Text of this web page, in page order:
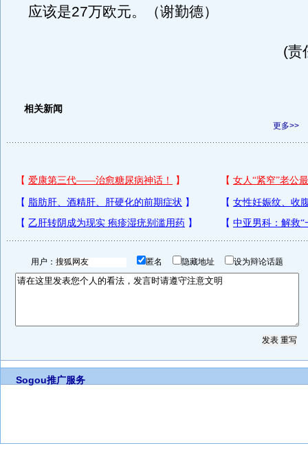
应该是27万欧元。（谢勤德）
(责
相关新闻
更多>>
用户： 匿名 隐藏地址 设为辩论话题
Sogou推广服务